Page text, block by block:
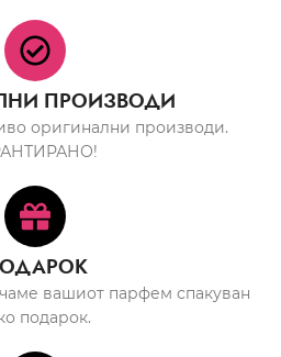
ПРОИЗВОДИ
оригинални производи.
вашиот парфем спакуван
подарок.